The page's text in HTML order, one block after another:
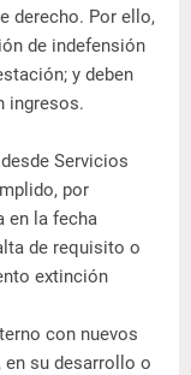
derecho. Por ello,
de indefensión
y deben
ingresos.
Servicios
por
en la fecha
de requisito o
extinción
con nuevos
en su desarrollo o